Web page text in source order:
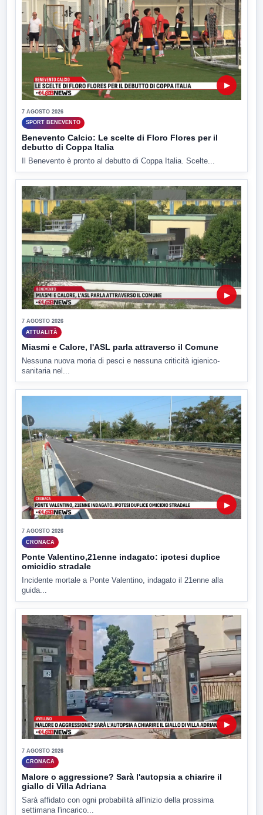
▶
7 AGOSTO 2026
SPORT BENEVENTO
Benevento Calcio: Le scelte di Floro Flores per il
debutto di Coppa Italia
Il Benevento è pronto al debutto di Coppa Italia. Scelte...
▶
7 AGOSTO 2026
ATTUALITÀ
Miasmi e Calore, l'ASL parla attraverso il Comune
Nessuna nuova moria di pesci e nessuna criticità igienico-
sanitaria nel...
▶
7 AGOSTO 2026
CRONACA
Ponte Valentino,21enne indagato: ipotesi duplice
omicidio stradale
Incidente mortale a Ponte Valentino, indagato il 21enne alla
guida...
▶
7 AGOSTO 2026
CRONACA
Malore o aggressione? Sarà l'autopsia a chiarire il
giallo di Villa Adriana
Sarà affidato con ogni probabilità all'inizio della prossima
settimana l'incarico...